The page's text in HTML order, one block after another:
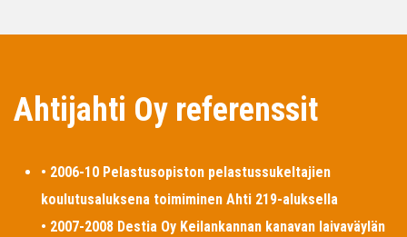
Ahtijahti Oy referenssit
• 2006-10 Pelastusopiston pelastussukeltajien
koulutusaluksena toimiminen Ahti 219-aluksella
• 2007-2008 Destia Oy Keilankannan kanavan laivaväylän